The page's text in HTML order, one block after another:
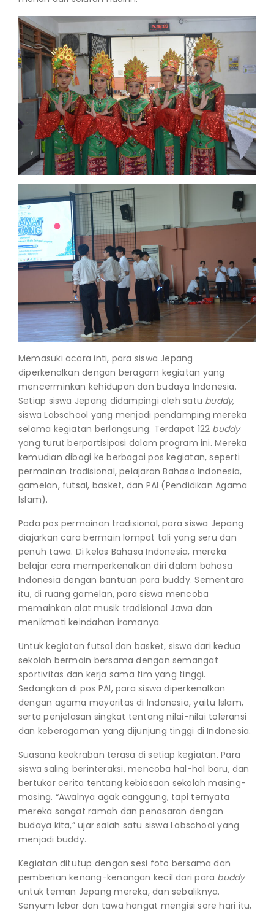
Memasuki acara inti, para siswa Jepang
diperkenalkan dengan beragam kegiatan yang
mencerminkan kehidupan dan budaya Indonesia.
Setiap siswa Jepang didampingi oleh satu buddy,
siswa Labschool yang menjadi pendamping mereka
selama kegiatan berlangsung. Terdapat 122 buddy
yang turut berpartisipasi dalam program ini. Mereka
kemudian dibagi ke berbagai pos kegiatan, seperti
permainan tradisional, pelajaran Bahasa Indonesia,
gamelan, futsal, basket, dan PAI (Pendidikan Agama
Islam).
Pada pos permainan tradisional, para siswa Jepang
diajarkan cara bermain lompat tali yang seru dan
penuh tawa. Di kelas Bahasa Indonesia, mereka
belajar cara memperkenalkan diri dalam bahasa
Indonesia dengan bantuan para buddy. Sementara
itu, di ruang gamelan, para siswa mencoba
memainkan alat musik tradisional Jawa dan
menikmati keindahan iramanya.
Untuk kegiatan futsal dan basket, siswa dari kedua
sekolah bermain bersama dengan semangat
sportivitas dan kerja sama tim yang tinggi.
Sedangkan di pos PAI, para siswa diperkenalkan
dengan agama mayoritas di Indonesia, yaitu Islam,
serta penjelasan singkat tentang nilai-nilai toleransi
dan keberagaman yang dijunjung tinggi di Indonesia.
Suasana keakraban terasa di setiap kegiatan. Para
siswa saling berinteraksi, mencoba hal-hal baru, dan
bertukar cerita tentang kebiasaan sekolah masing-
masing. “Awalnya agak canggung, tapi ternyata
mereka sangat ramah dan penasaran dengan
budaya kita,” ujar salah satu siswa Labschool yang
menjadi buddy.
Kegiatan ditutup dengan sesi foto bersama dan
pemberian kenang-kenangan kecil dari para buddy
untuk teman Jepang mereka, dan sebaliknya.
Senyum lebar dan tawa hangat mengisi sore hari itu,